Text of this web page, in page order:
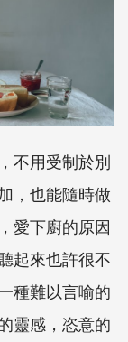
不用受制於別
，也能隨時做
愛下廚的原因
起來也許很不
種難以言喻的
靈感，恣意的